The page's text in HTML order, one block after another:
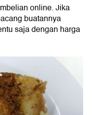
online. Jika
buatannya
saja dengan harga